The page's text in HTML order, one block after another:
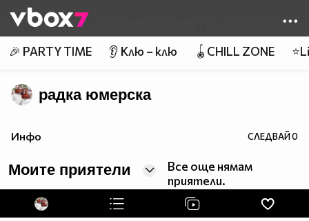
👾
🎉 PARTY TIME 👂 Клю – клю 🪀CHILL ZONE
радка юмерска
Инфо СЛЕДВАЙ0
Моите приятели
Все още нямам
приятели.